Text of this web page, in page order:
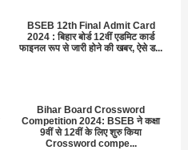
BSEB 12th Final Admit Card
2024 : बिहार बोर्ड 12वीं एडमिट कार्ड
फाइनल रूप से जारी होने की खबर, ऐसे ड...
Bihar Board Crossword
Competition 2024: BSEB ने कक्षा
9वीं से 12वीं के लिए शुरु किया
Crossword compe...